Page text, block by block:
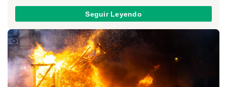
Seguir Leyendo